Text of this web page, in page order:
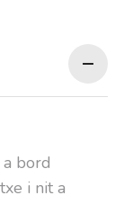
bord
i nit a